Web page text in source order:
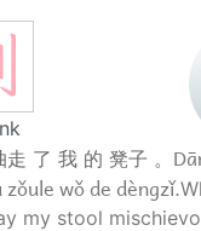
了 我 的 凳子 。
wǒ de dèngzǐ.
my stool